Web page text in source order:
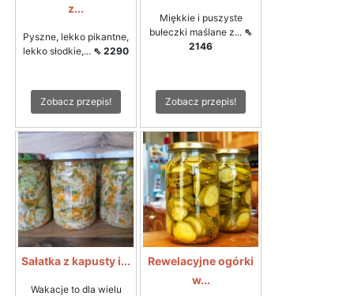
z...
Pyszne, lekko pikantne,
lekko słodkie,... ⇖ 2290
Zobacz przepis!
Miękkie i puszyste
bułeczki maślane z... ⇖
2146
Zobacz przepis!
Sałatka z kapusty i...
Wakacje to dla wielu
Rewelacyjne ogórki
w...